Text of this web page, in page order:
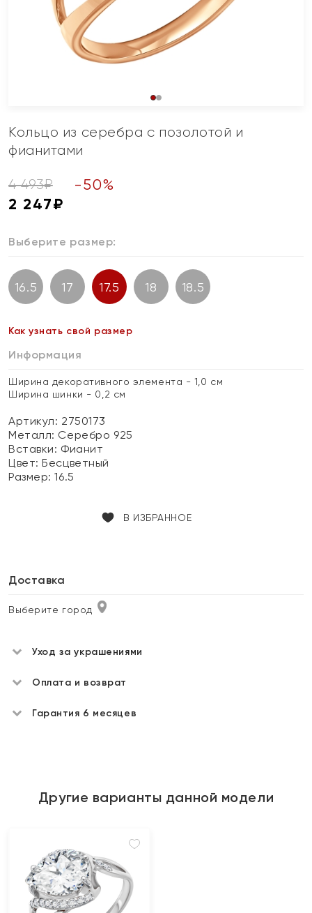
Кольцо из серебра с позолотой и
фианитами
4 493₽ -50%
2 247₽
Выберите размер:
16.5 17 17.5 18 18.5
Как узнать свой размер
Информация
Ширина декоративного элемента - 1,0 см
Ширина шинки - 0,2 см
Артикул: 2750173
Металл: Серебро 925
Вставки: Фианит
Цвет:Бесцветный
Размер:16.5
В ИЗБРАННОЕ
Доставка
Выберите город
Уход за украшениями
Оплата и возврат
Гарантия 6 месяцев
Другие варианты данной модели